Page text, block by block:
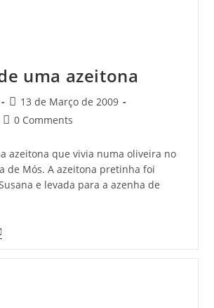
uma azeitona
Post
published:
13 de Março de 2009
Post0 Comments
azeitona que vivia numa oliveira no
de Mós. A azeitona pretinha foi
e levada para a azenha de